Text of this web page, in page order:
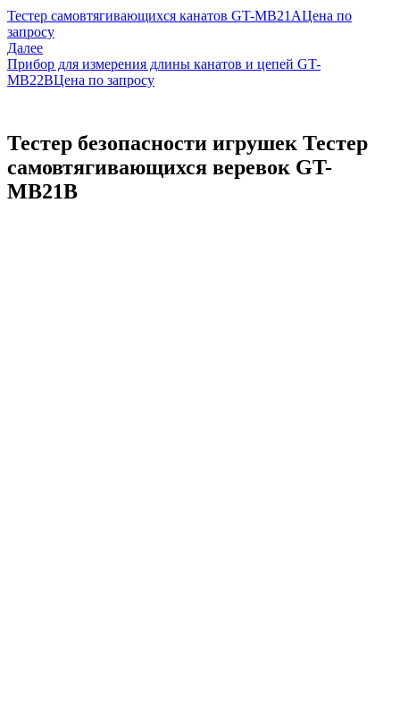
Тестер самовтягивающихся канатов GT-MB21AЦена по
запросу
Далее
Прибор для измерения длины канатов и цепей GT-
MB22BЦена по запросу
Тестер безопасности игрушек Тестер
самовтягивающихся веревок GT-
MB21B